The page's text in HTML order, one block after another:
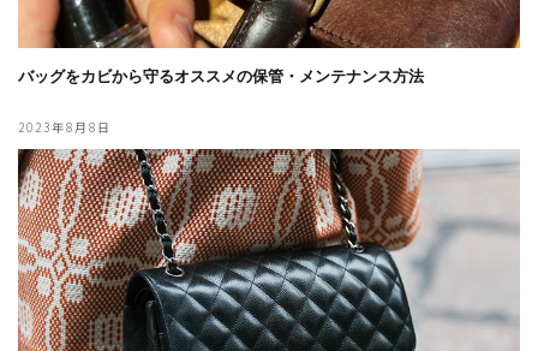
バッグをカビから守るオススメの保管・メンテナンス方法
2023年8月8日